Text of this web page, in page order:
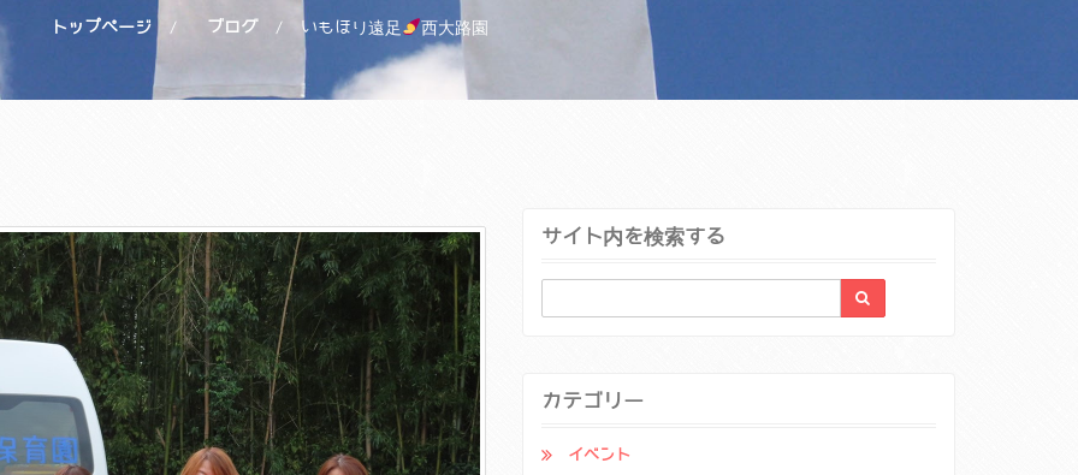
トップページ ブログ いもほり遠足 西大路園
サイト内を検索する
カテゴリー
イベント